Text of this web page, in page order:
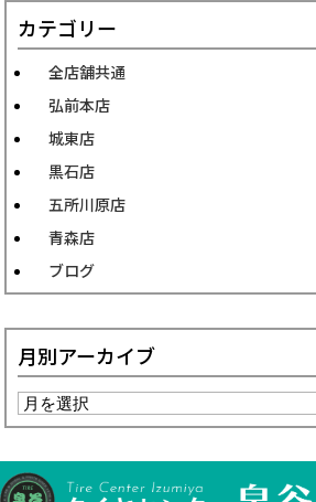
カテゴリー
全店舗共通
弘前本店
城東店
黒石店
五所川原店
青森店
ブログ
月別アーカイブ